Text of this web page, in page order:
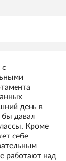
с
день в
бы давал
Кроме
себе
работают над